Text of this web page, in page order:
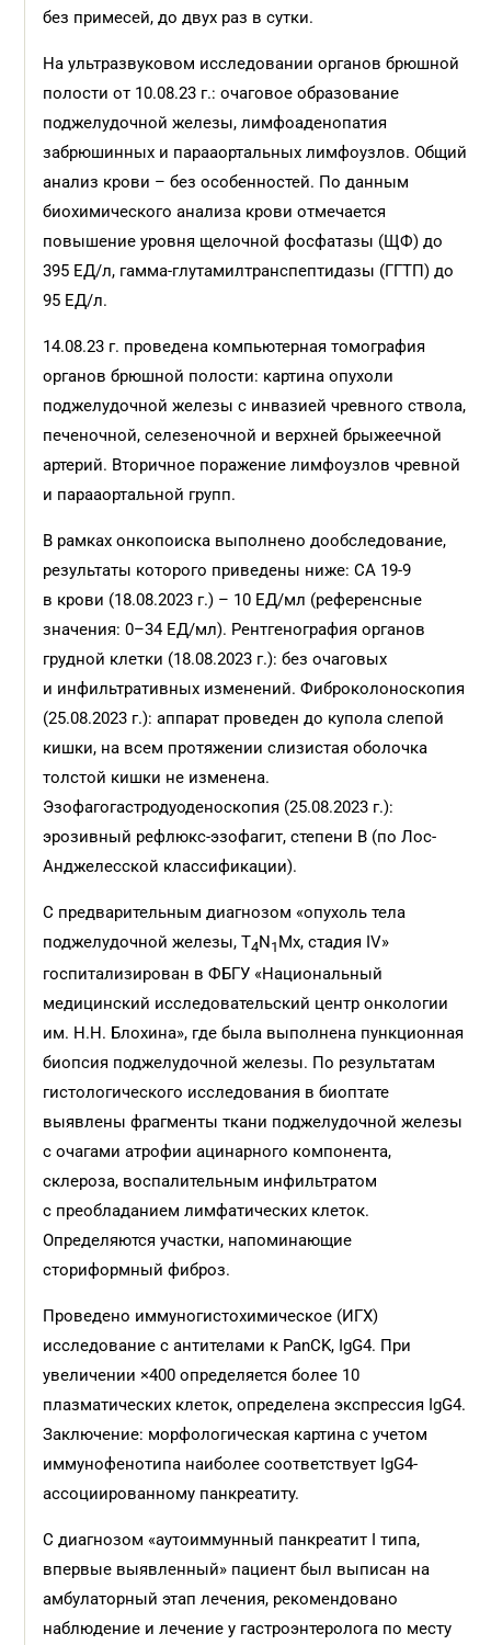
без примесей, до двух раз в сутки.
На ультразвуковом исследовании органов брюшной
полости от 10.08.23 г.: очаговое образование
поджелудочной железы, лимфоаденопатия
забрюшинных и парааортальных лимфоузлов. Общий
анализ крови – без особенностей. По данным
биохимического анализа крови отмечается
повышение уровня щелочной фосфатазы (ЩФ) до
395 ЕД/л, гамма-глутамилтранспептидазы (ГГТП) до
95 ЕД/л.
14.08.23 г. проведена компьютерная томография
органов брюшной полости: картина опухоли
поджелудочной железы с инвазией чревного ствола,
печеночной, селезеночной и верхней брыжеечной
артерий. Вторичное поражение лимфоузлов чревной
и парааортальной групп.
В рамках онкопоиска выполнено дообследование,
результаты которого приведены ниже: СА 19-9
в крови (18.08.2023 г.) – 10 ЕД/мл (референсные
значения: 0–34 ЕД/мл). Рентгенография органов
грудной клетки (18.08.2023 г.): без очаговых
и инфильтративных изменений. Фиброколоноскопия
(25.08.2023 г.): аппарат проведен до купола слепой
кишки, на всем протяжении слизистая оболочка
толстой кишки не изменена.
Эзофагогастродуоденоскопия (25.08.2023 г.):
эрозивный рефлюкс-эзофагит, степени В (по Лос-
Анджелесской классификации).
С предварительным диагнозом «опухоль тела
поджелудочной железы, Т4N1 Мх, стадия IV»
госпитализирован в ФБГУ «Национальный
медицинский исследовательский центр онкологии
им. Н.Н. Блохина», где была выполнена пункционная
биопсия поджелудочной железы. По результатам
гистологического исследования в биоптате
выявлены фрагменты ткани поджелудочной железы
с очагами атрофии ацинарного компонента,
склероза, воспалительным инфильтратом
с преобладанием лимфатических клеток.
Определяются участки, напоминающие
сториформный фиброз.
Проведено иммуногистохимическое (ИГХ)
исследование с антителами к PanCK, IgG4. При
увеличении ×400 определяется более 10
плазматических клеток, определена экспрессия IgG4.
Заключение: морфологическая картина с учетом
иммунофенотипа наиболее соответствует IgG4-
ассоциированному панкреатиту.
С диагнозом «аутоиммунный панкреатит I типа,
впервые выявленный» пациент был выписан на
амбулаторный этап лечения, рекомендовано
наблюдение и лечение у гастроэнтеролога по месту